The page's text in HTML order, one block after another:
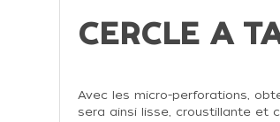
CERCLE A
Avec les micro-perforations,
sera ainsi lisse, croustillante et